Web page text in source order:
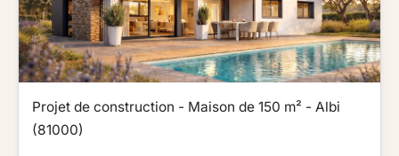
Projet de construction - Maison de 150 m² - Albi
(81000)